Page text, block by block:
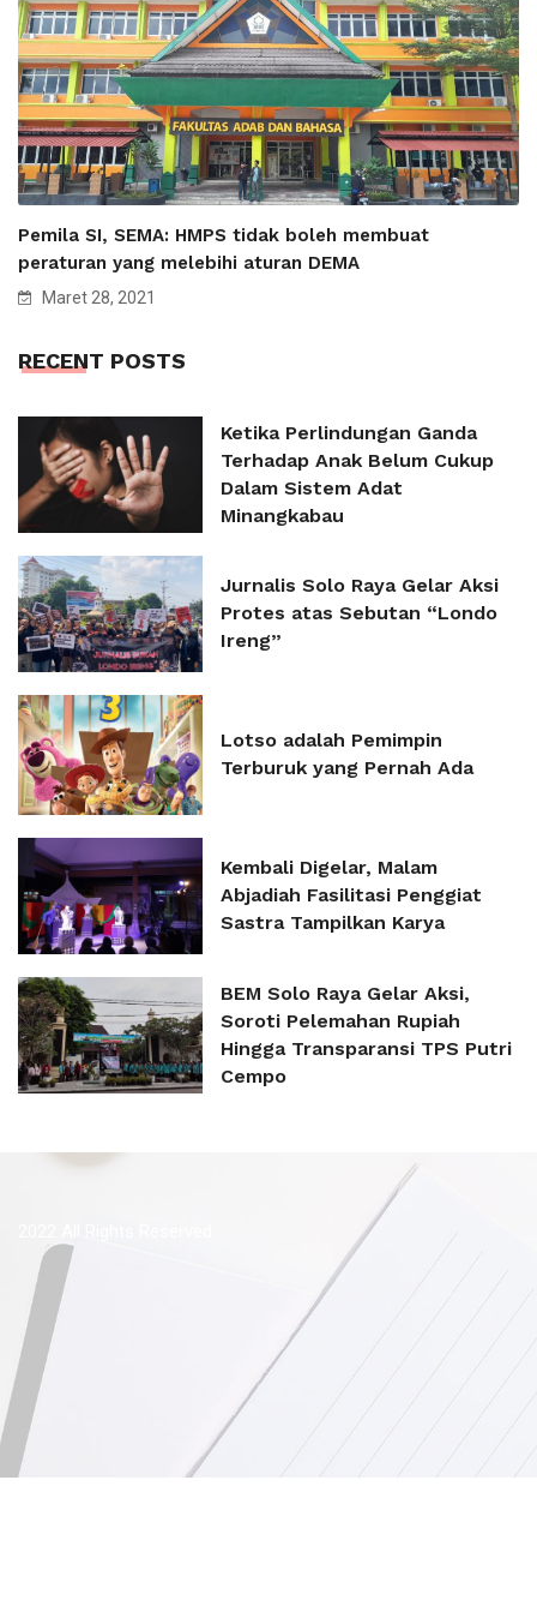
Pemila SI, SEMA: HMPS tidak boleh membuat
peraturan yang melebihi aturan DEMA
Maret 28, 2021
RECENT POSTS
Ketika Perlindungan Ganda
Terhadap Anak Belum Cukup
Dalam Sistem Adat
Minangkabau
Jurnalis Solo Raya Gelar Aksi
Protes atas Sebutan “Londo
Ireng”
Lotso adalah Pemimpin
Terburuk yang Pernah Ada
Kembali Digelar, Malam
Abjadiah Fasilitasi Penggiat
Sastra Tampilkan Karya
BEM Solo Raya Gelar Aksi,
Soroti Pelemahan Rupiah
Hingga Transparansi TPS Putri
Cempo